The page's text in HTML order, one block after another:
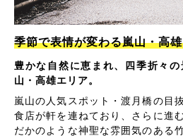
季節で表情が変わる嵐山・高
豊かな自然に恵まれ、四季折々
山・高雄エリア。
嵐山の人気スポット・渡月橋の目
食店が軒を連ねており、さらに進
だかのような神聖な雰囲気のある